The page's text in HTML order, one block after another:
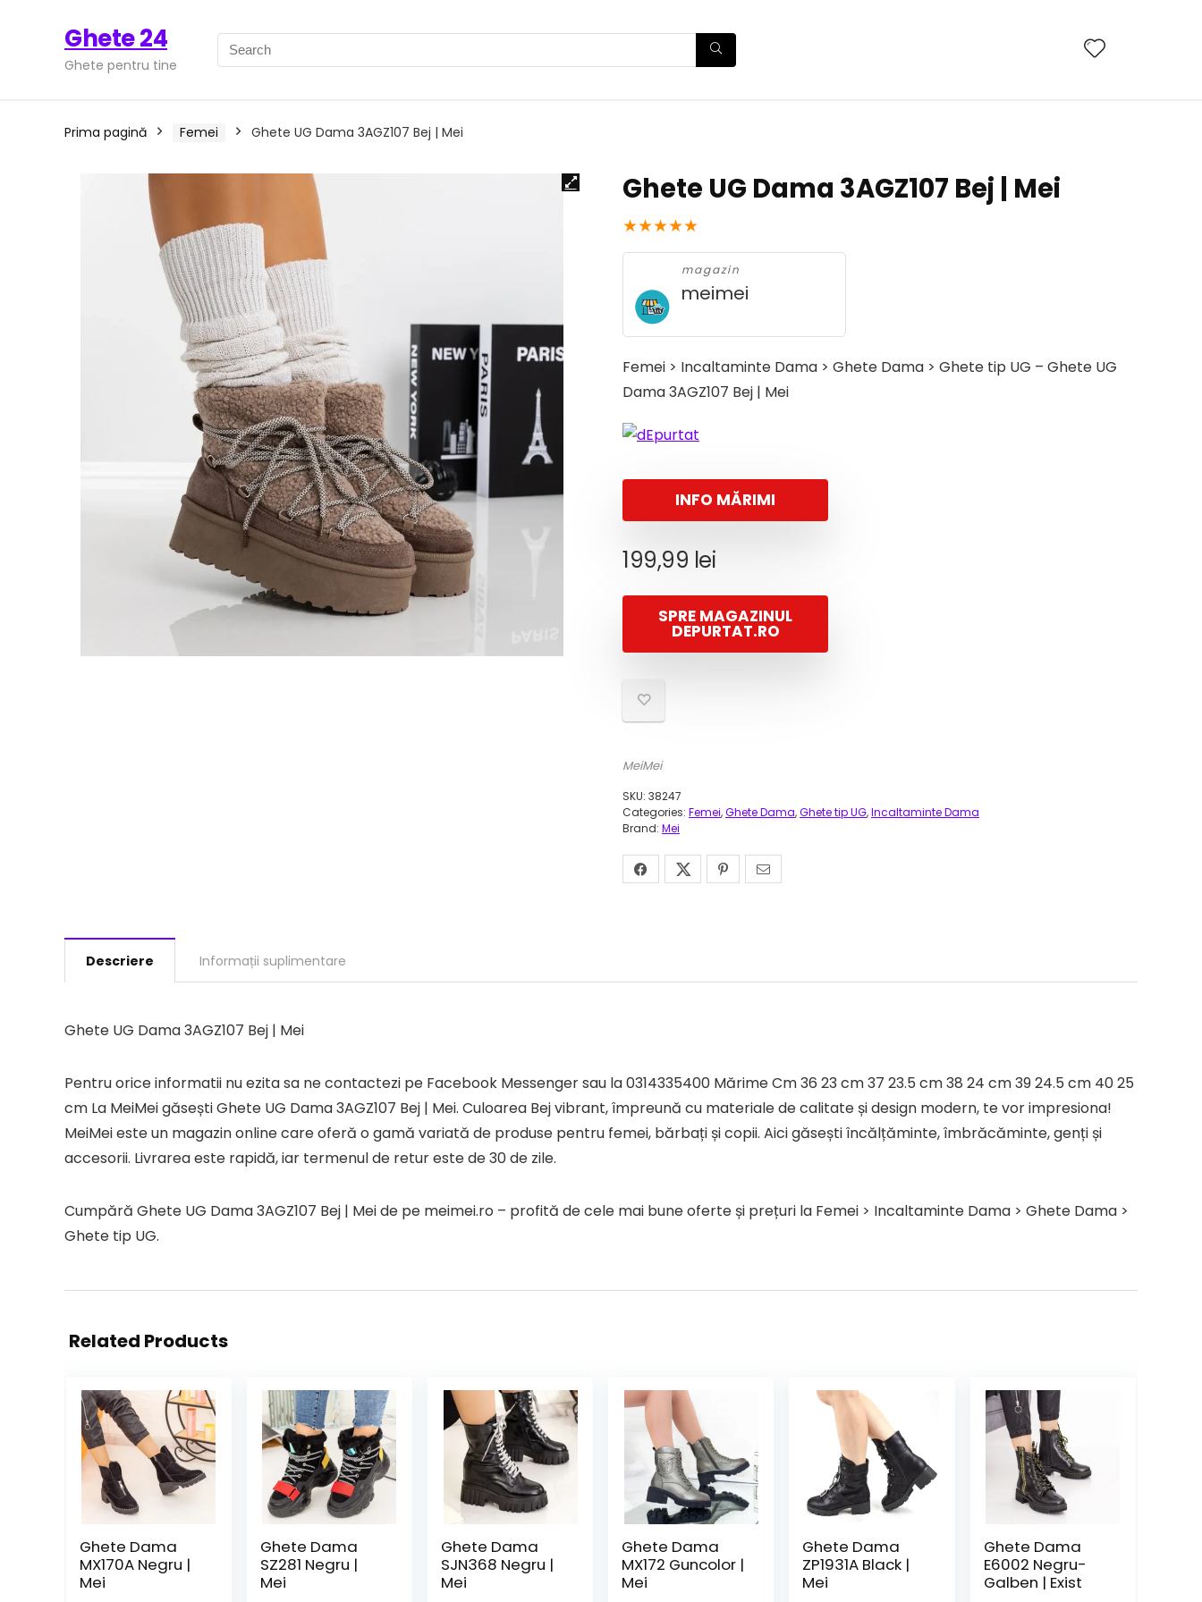
Ghete 24
Ghete pentru tine
Prima pagină Femei Ghete UG Dama 3AGZ107 Bej | Mei
Ghete UG Dama 3AGZ107 Bej | Mei
★★★★★
magazin
meimei
Femei > Incaltaminte Dama > Ghete Dama > Ghete tip UG – Ghete UG
Dama 3AGZ107 Bej | Mei
INFO MĂRIMI
199,99 lei
SPRE MAGAZINUL
DEPURTAT.RO
MeiMei
SKU: 38247
Categories: Femei,Ghete Dama,Ghete tip UG,Incaltaminte Dama
Brand: Mei
Descriere Informații suplimentare
Ghete UG Dama 3AGZ107 Bej | Mei
Pentru orice informatii nu ezita sa ne contactezi pe Facebook Messenger sau la 0314335400 Mărime Cm 36 23 cm 37 23.5 cm 38 24 cm 39 24.5 cm 40 25
cm La MeiMei găsești Ghete UG Dama 3AGZ107 Bej | Mei. Culoarea Bej vibrant, împreună cu materiale de calitate și design modern, te vor impresiona!
MeiMei este un magazin online care oferă o gamă variată de produse pentru femei, bărbați și copii. Aici găsești încălțăminte, îmbrăcăminte, genți și
accesorii. Livrarea este rapidă, iar termenul de retur este de 30 de zile.
Cumpără Ghete UG Dama 3AGZ107 Bej | Mei de pe meimei.ro – profită de cele mai bune oferte și prețuri la Femei > Incaltaminte Dama > Ghete Dama >
Ghete tip UG.
Related Products
Ghete Dama
MX170A Negru |
Mei
Ghete Dama
SZ281 Negru |
Mei
Ghete Dama
SJN368 Negru |
Mei
Ghete Dama
MX172 Guncolor |
Mei
Ghete Dama
ZP1931A Black |
Mei
Ghete Dama
E6002 Negru-
Galben | Exist